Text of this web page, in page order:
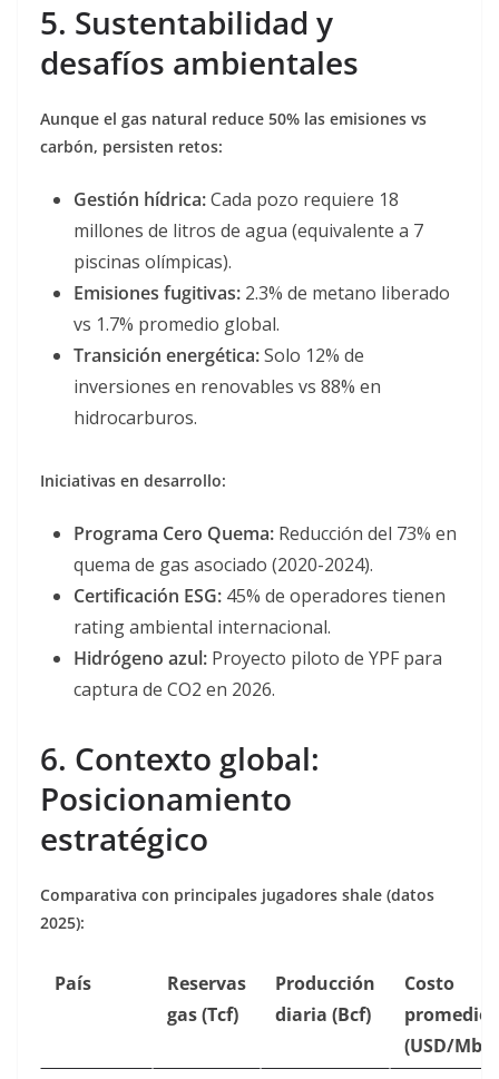
5. Sustentabilidad y
desafíos ambientales
Aunque el gas natural reduce 50% las emisiones vs
carbón, persisten retos:
Gestión hídrica:Cada pozo requiere 18
millones de litros de agua (equivalente a 7
piscinas olímpicas).
Emisiones fugitivas: 2.3% de metano liberado
vs 1.7% promedio global.
Transición energética:Solo 12% de
inversiones en renovables vs 88% en
hidrocarburos.
Iniciativas en desarrollo:
Programa Cero Quema: Reducción del 73% en
quema de gas asociado (2020-2024).
Certificación ESG: 45% de operadores tienen
rating ambiental internacional.
Hidrógeno azul: Proyecto piloto de YPF para
captura de CO2 en 2026.
6. Contexto global:
Posicionamiento
estratégico
Comparativa con principales jugadores shale (datos
2025):
País
Reservas
gas (Tcf)
Producción
diaria (Bcf)
Costo
promedio
(USD/